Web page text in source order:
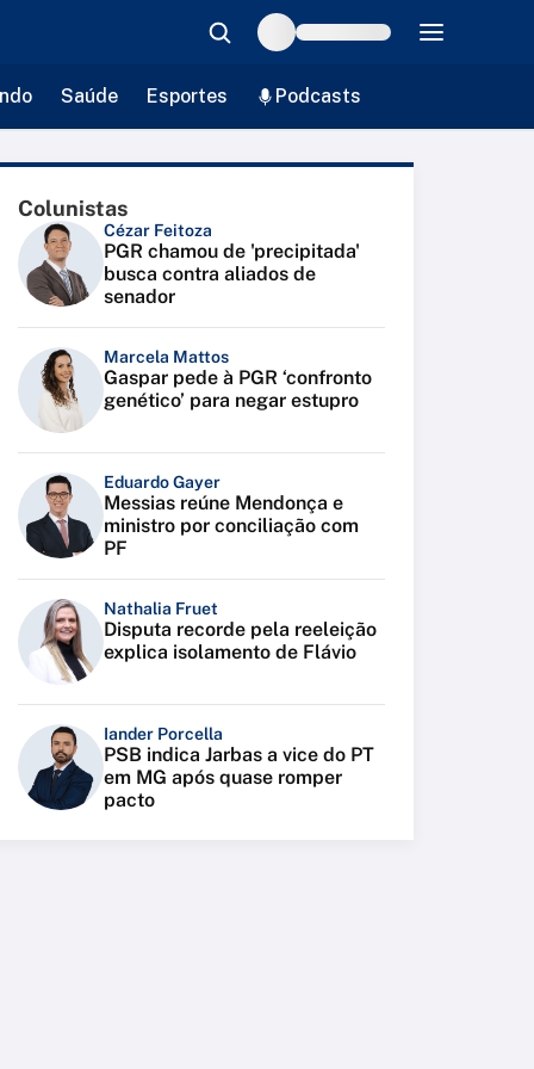
Saúde Esportes Podcasts
Colunistas
Cézar Feitoza
PGR chamou de 'precipitada'
busca contra aliados de
senador
Marcela Mattos
Gaspar pede à PGR ‘confronto
genético’ para negar estupro
Eduardo Gayer
Messias reúne Mendonça e
ministro por conciliação com
PF
Nathalia Fruet
Disputa recorde pela reeleição
explica isolamento de Flávio
Iander Porcella
PSB indica Jarbas a vice do PT
em MG após quase romper
pacto